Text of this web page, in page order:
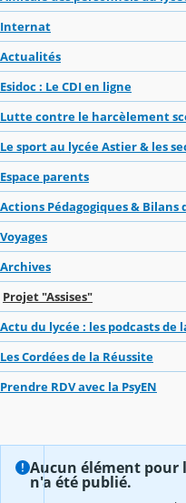
Internat
Actualités
Esidoc : Le CDI en ligne
Lutte contre le harcèlement
Le sport au lycée Astier & les
Espace parents
Actions Pédagogiques & Bilans
Voyages
Archives
Projet "Assises"
Actu du lycée : les podcasts de
Les Cordées de la Réussite
Prendre RDV avec la PsyEN
Aucun élément pour
n'a été publié.